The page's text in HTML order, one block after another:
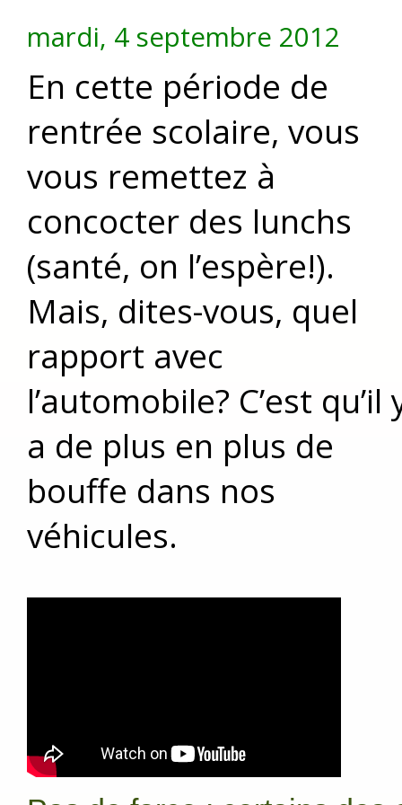
mardi, 4 septembre 2012
En cette période de
rentrée scolaire, vous
vous remettez à
concocter des lunchs
(santé, on l’espère!).
Mais, dites-vous, quel
rapport avec
l’automobile? C’est qu’il
a de plus en plus de
bouffe dans nos
véhicules.